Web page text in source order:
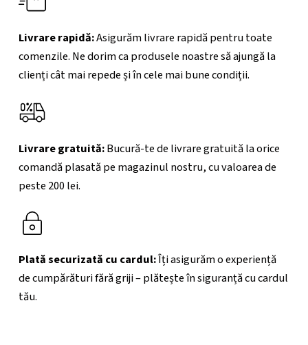
Livrare rapidă:Asigurăm livrare rapidă pentru toate
comenzile. Ne dorim ca produsele noastre să ajungă la
clienți cât mai repede și în cele mai bune condiții.
Livrare gratuită:Bucură-te de livrare gratuită la orice
comandă plasată pe magazinul nostru, cu valoarea de
peste 200 lei.
Plată securizată cu cardul:Îți asigurăm o experiență
de cumpărături fără griji – plătește în siguranță cu cardul
tău.